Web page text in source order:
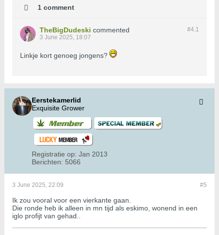
1 comment
#4.1
TheBigDudeski commented
3 June 2025, 18:07
Linkje kort genoeg jongens?
Eerstekamerlid
Exquisite Grower
Registratie op: Jan 2013
Berichten: 5066
#5
3 June 2025, 22:09
Ik zou vooral voor een vierkante gaan.
Die ronde heb ik alleen in mn tijd als eskimo, wonend in een
iglo profijt van gehad..